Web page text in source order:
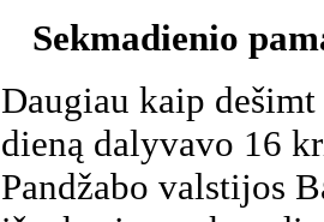
Sekmadienio
Daugiau kaip
dieną dalyvavo 16
Pandžabo valstijos